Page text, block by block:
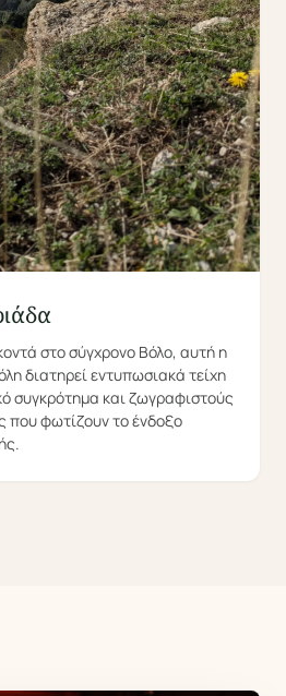
στο σύγχρονο Βόλο, αυτή η
διατηρεί εντυπωσιακά τείχη
συγκρότημα και ζωγραφιστούς
που φωτίζουν το ένδοξο